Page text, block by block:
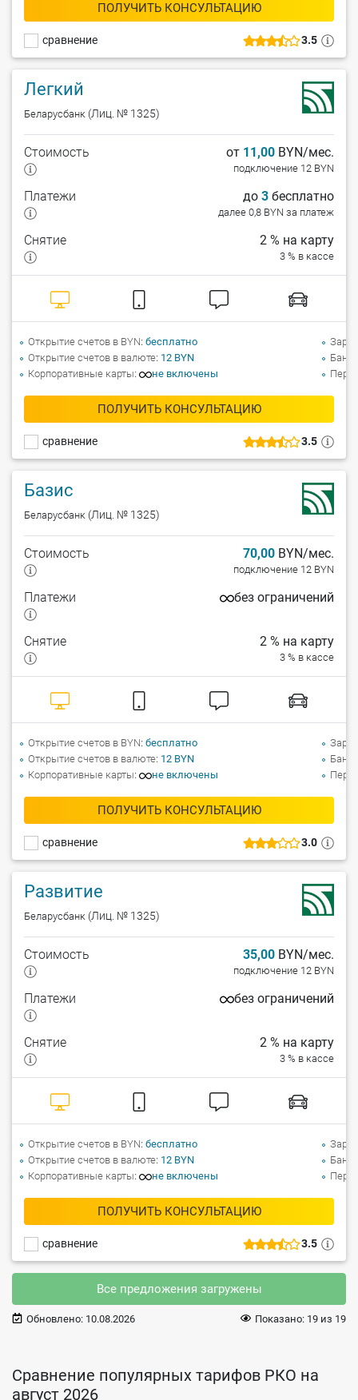
3.5
сравнение
ПОЛУЧИТЬ КОНСУЛЬТАЦИЮ
Легкий
Беларусбанк (Лиц. № 1325)
3.5
сравнение
Стоимость от 11,00 BYN/мес.
подключение 12 BYN
Платежи до 3 бесплатно
далее 0,8 BYN за платеж
Снятие 2 % на карту
3 % в кассе
ПОЛУЧИТЬ КОНСУЛЬТАЦИЮ
Открытие счетов в BYN бесплатно
Открытие счетов в валюте 12 BYN
Корпоративные карты
не включены
Базис
Беларусбанк (Лиц. № 1325)
3.0
сравнение
Стоимость 70,00 BYN/мес.
подключение 12 BYN
Платежи без ограничений
Снятие 2 % на карту
3 % в кассе
ПОЛУЧИТЬ КОНСУЛЬТАЦИЮ
Открытие счетов в BYN бесплатно
Открытие счетов в валюте 12 BYN
Корпоративные карты
не включены
Развитие
Беларусбанк (Лиц. № 1325)
3.5
сравнение
Стоимость 35,00 BYN/мес.
подключение 12 BYN
Платежи без ограничений
Снятие 2 % на карту
3 % в кассе
ПОЛУЧИТЬ КОНСУЛЬТАЦИЮ
Открытие счетов в BYN бесплатно
Открытие счетов в валюте 12 BYN
Корпоративные карты
не включены
Все предложения загружены
Обновлено: 10.08.2026 Показано: 19 из 19
Сравнение популярных тарифов РКО на
август 2026